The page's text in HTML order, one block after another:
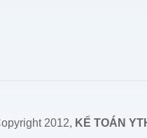
2012, KẾ TOÁN